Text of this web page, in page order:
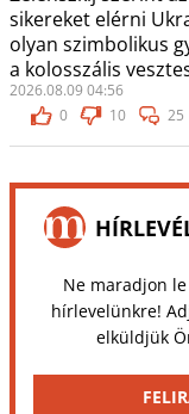
sikereket elérni
olyan szimbolikus
a kolosszális
2026.08.09 04:56
0
10 25
Ne maradjon le
hírlevelünkre!
elküldjük